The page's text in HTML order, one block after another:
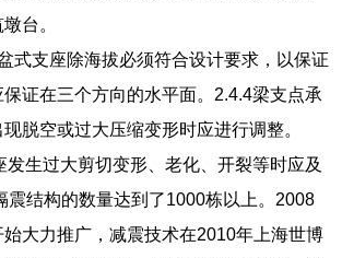
台。
式支座除海拔必须符合设计要求，以保证
证在三个方向的水平面。2.4.4梁支点承
脱空或过大压缩变形时应进行调整。
发生过大剪切变形、老化、开裂等时应及
震结构的数量达到了1000栋以上。2008
大力推广，减震技术在2010年上海世博